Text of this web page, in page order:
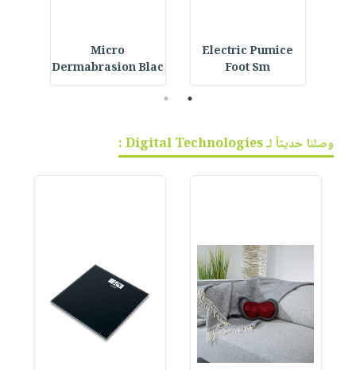
Electric Pumice
Foot Sm
Micro
Dermabrasion Blac
1
2
وصلنا حديثاً لـ Digital Technologies :